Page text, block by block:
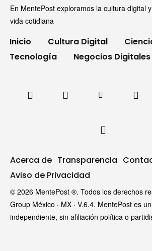
En MentePost exploramos la cultura digital
vida cotidiana
Inicio Cultura Digital
Tecnología
Negocios Digitales
Acerca de Transparencia
Aviso de Privacidad
© 2026 MentePost ®. Todos los derechos
Group México · MX · V.6.4. MentePost es
independiente, sin afiliación política o